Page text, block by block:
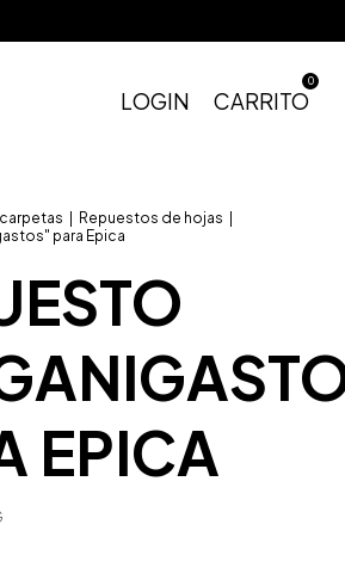
LOGIN CARRITO
0
Repuestos de hojas
para Epica
EPICA